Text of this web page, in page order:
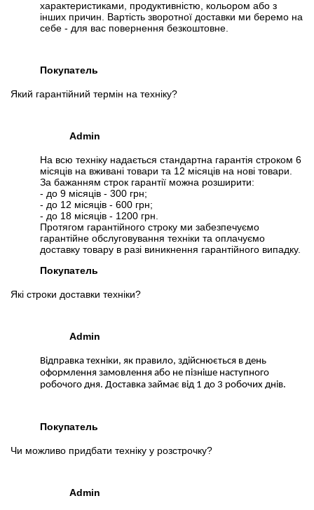
характеристиками, продуктивністю, кольором або з
інших причин. Вартість зворотної доставки ми беремо на
себе - для вас повернення безкоштовне.
Покупатель
Який гарантійний термін на техніку?
Admin
На всю техніку надається стандартна гарантія строком 6
місяців на вживані товари та 12 місяців на нові товари.
За бажанням строк гарантії можна розширити:
- до 9 місяців - 300 грн;
- до 12 місяців - 600 грн;
- до 18 місяців - 1200 грн.
Протягом гарантійного строку ми забезпечуємо
гарантійне обслуговування техніки та оплачуємо
доставку товару в разі виникнення гарантійного випадку.
Покупатель
Які строки доставки техніки?
Admin
Відправка техніки, як правило, здійснюється в день
оформлення замовлення або не пізніше наступного
робочого дня. Доставка займає від 1 до 3 робочих днів.
Покупатель
Чи можливо придбати техніку у розстрочку?
Admin